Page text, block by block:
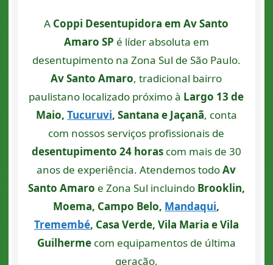
A Coppi Desentupidora em Av Santo
Amaro SP é líder absoluta em
desentupimento na Zona Sul de São Paulo.
Av Santo Amaro, tradicional bairro
paulistano localizado próximo à Largo 13 de
Maio, Tucuruvi, Santana e Jaçanã, conta
com nossos serviços profissionais de
desentupimento 24 horascom mais de 30
anos de experiência. Atendemos todoAv
Santo Amaro e Zona Sul incluindo Brooklin,
Moema, Campo Belo, Mandaqui,
Tremembé, Casa Verde, Vila Maria e Vila
Guilhermecom equipamentos de última
geração.